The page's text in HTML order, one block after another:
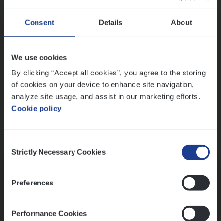
Consent Details About
We use cookies
By clicking “Accept all cookies”, you agree to the storing
of cookies on your device to enhance site navigation,
analyze site usage, and assist in our marketing efforts.
Cookie policy
Selection
Strictly Necessary Cookies
Preferences
Performance Cookies
Ons sollicitatieproces